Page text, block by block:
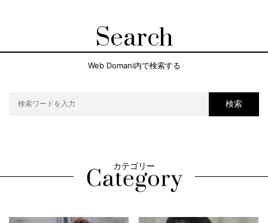
Search
Web Domani内で検索する
検索
カテゴリー